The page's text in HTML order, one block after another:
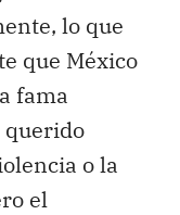
lo que
que México
fama
querido
o la
el